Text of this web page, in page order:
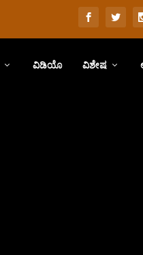
ವಿಡಿಯೊ ವಿಶೇಷ